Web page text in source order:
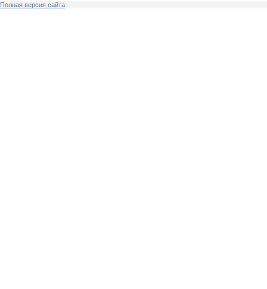
Полная версия сайта